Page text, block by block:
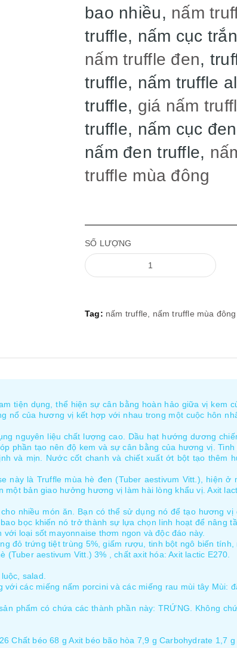
bao nhiều, nấm
truffle, nấm cục
nấm truffle đen,
truffle, nấm truffle
truffle, giá nấm
truffle, nấm cục
nấm đen truffle,
truffle mùa đông
SỐ LƯỢNG
Tag: nấm truffle, nấm truffle mùa
tiện dụng, thể hiện sự cân bằng hoàn hảo giữa vị kem
nổ của hương vị kết hợp với nhau trong một cuộc hôn
nguyên liệu chất lượng cao. Dầu hạt hướng dương
phần tạo nên độ kem và sự cân bằng của hương vị.
và mịn. Nước cốt chanh và chiết xuất ớt bột tạo thêm
này là Truffle mùa hè đen (Tuber aestivum Vitt.), hiện
bản giao hưởng hương vị làm hài lòng khẩu vị. Axit
nhiều món ăn. Bạn có thể sử dụng nó để tạo hương
bọc khiến nó trở thành sự lựa chọn linh hoạt để nâng
loại sốt mayonnaise thơm ngon và độc đáo này.
đỏ trứng tiệt trùng 5%, giấm rượu, tinh bột ngô biến
aestivum Vitt.) 3% , chất axit hóa: Axit lactic E270.
salad.
các miếng nấm porcini và các miếng rau mùi tây Mùi:
phẩm có chứa các thành phần này: TRỨNG. Không
Chất béo 68 g Axit béo bão hòa 7,9 g Carbohydrate 1,7